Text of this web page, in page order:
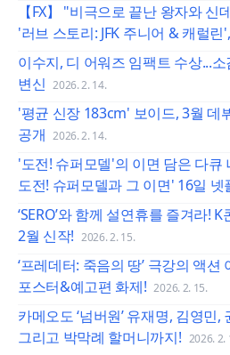
【FX】 "비극으로 끝난 왕자와 신
'러브 스토리: JFK 주니어 & 캐럴린
이수지, 디 어워즈 임팩트 수상...
변신 2026. 2. 14.
'평균 신장 183cm' 보이드, 3월 데
공개 2026. 2. 14.
'도전! 슈퍼모델'의 이면 담은 다큐
도전! 슈퍼모델과 그 이면' 16일 넷
‘SERO’와 함께 설연휴를 즐겨라!
2월 신작! 2026. 2. 15.
‘프레데터: 죽음의 땅’ 극강의 액션
포스터&예고편 화제! 2026. 2. 15.
카메오도 ‘넘버원’ 유재명, 김영민
그리고 박막례 할머니까지! 2026. 2.